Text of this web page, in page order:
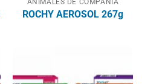
ANIMALES DE COMPAÑIA
ROCHY AEROSOL 267g